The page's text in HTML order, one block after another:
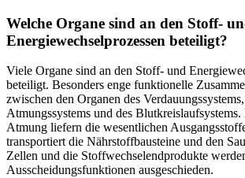
Welche Organe sind an den Stoff-
Energiewechselprozessen beteiligt?
Viele Organe sind an den Stoff- und
beteiligt. Besonders enge funktionelle
zwischen den Organen des
Atmungssystems und des
Atmung liefern die wesentlichen
transportiert die Nährstoffbausteine und den
Zellen und die Stoffwechselendprodukte
Ausscheidungsfunktionen ausgeschieden.